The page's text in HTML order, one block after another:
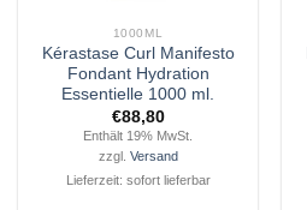
1000ML
Kérastase Curl Manifesto
Fondant Hydration
Essentielle 1000 ml.
€88,80
Enthält 19% MwSt.
zzgl. Versand
Lieferzeit: sofort lieferbar